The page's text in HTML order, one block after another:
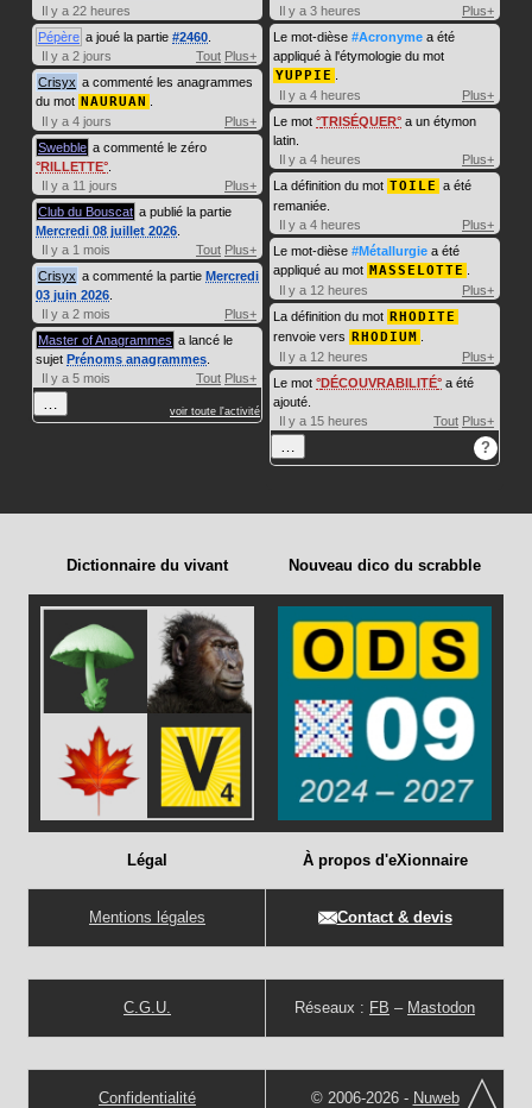
Il y a 22 heures
Pépère a joué la partie #2460
Il y a 2 jours
Tout Plus+
Crisyx a commenté les anagrammes
du mot NAURUAN
Il y a 4 jours
Plus+
Swebble a commenté le zéro
RILLETTE
Il y a 11 jours
Plus+
Club du Bouscat a publié la partie
Mercredi 08 juillet 2026
Il y a 1 mois
Tout Plus+
Crisyx a commenté la partie Mercredi
03 juin 2026
Il y a 2 mois
Plus+
Master of Anagrammes a lancé le
sujet Prénoms anagrammes
Il y a 5 mois
Tout Plus+
voir toute l'activité
Il y a 3 heures
Plus+
Le mot-dièse #Acronyme a été
appliqué à l'étymologie du mot
YUPPIE
Il y a 4 heures
Plus+
Le mot TRISÉQUER a un étymon
latin.
Il y a 4 heures
Plus+
La définition du mot TOILE a été
remaniée.
Il y a 4 heures
Plus+
Le mot-dièse #Métallurgie a été
appliqué au mot MASSELOTTE
Il y a 12 heures
Plus+
La définition du mot RHODITE
renvoie vers RHODIUM
Il y a 12 heures
Plus+
Le mot DÉCOUVRABILITÉ a été
ajouté.
Il y a 15 heures
Tout Plus+
?
Dictionnaire du vivant Nouveau dico du scrabble
Légal
Mentions légales
C.G.U.
Confidentialité
À propos d'eXionnaire
Contact & devis
Réseaux : FB – Mastodon
© 2006-2026 - Nuweb